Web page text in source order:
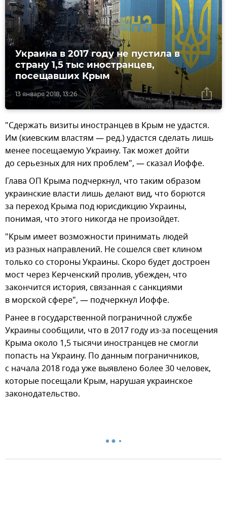
13 января 2018, 13:26
Украина в 2017 году не пустила в
страну 1,5 тыс иностранцев,
посещавших Крым
"Сдержать визиты иностранцев в Крым не удастся.
Им (киевским властям — ред.) удастся сделать лишь
менее посещаемую Украину. Так может дойти
до серьезных для них проблем", — сказал Иоффе.
Глава ОП Крыма подчеркнул, что таким образом
украинские власти лишь делают вид, что борются
за переход Крыма под юрисдикцию Украины,
понимая, что этого никогда не произойдет.
"Крым имеет возможности принимать людей
из разных направлений. Не сошелся свет клином
только со стороны Украины. Скоро будет достроен
мост через Керченский пролив, убежден, что
закончится история, связанная с санкциями
в морской сфере", — подчеркнул Иоффе.
Ранее в государственной пограничной службе
Украины сообщили, что в 2017 году из-за посещения
Крыма около 1,5 тысячи иностранцев не смогли
попасть на Украину. По данным пограничников,
с начала 2018 года уже выявлено более 30 человек,
которые посещали Крым, нарушая украинское
законодательство.